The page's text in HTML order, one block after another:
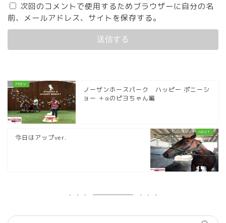
次回のコメントで使用するためブラウザーに自分の名
前、メールアドレス、サイトを保存する。
ノーザンホースパーク ハッピー ポニーシ
ョー ＋αのピヨちゃん編
今日はアップver.